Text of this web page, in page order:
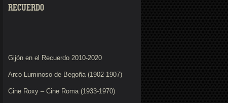
RECUERDO
Gijón en el Recuerdo 2010-2020
Arco Luminoso de Begoña (1902-1907)
Cine Roxy – Cine Roma (1933-1970)